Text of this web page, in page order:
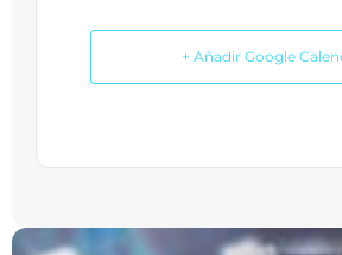
+ Añadir Google